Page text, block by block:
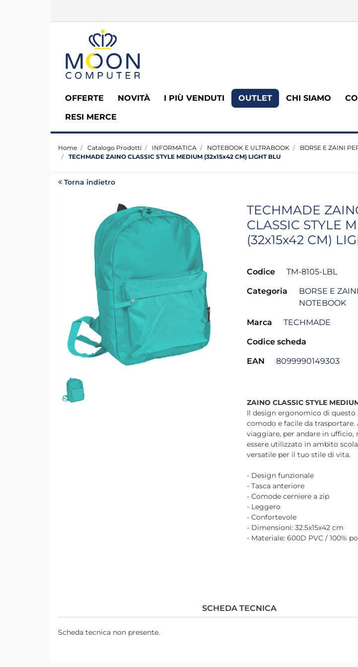
OFFERTE NOVITÀ I PIÙ VENDUTI OUTLET CHI SIAMO
RESI MERCE
Home Catalogo Prodotti INFORMATICA NOTEBOOK E ULTRABOOK
BORSE E ZAINI
TECHMADE ZAINO CLASSIC STYLE MEDIUM (32x15x42 CM) LIGHT BLU
Torna indietro
TECHMADE
CLASSIC STYLE
(32x15x42 CM)
Codice TM-8105-LBL
Categoria
BORSE E
NOTEBOOK
Marca TECHMADE
Codice scheda
EAN 8099990149303
ZAINO CLASSIC STYLE
Il design ergonomico di questo
comodo e facile da trasportare.
viaggiare, per andare in ufficio,
essere utilizzato in ambito
versatile per il tuo stile di vita.
- Design funzionale
- Tasca anteriore
- Comode cerniere a zip
- Leggero
- Confortevole
- Dimensioni: 32.5x15x42 cm
- Materiale: 600D PVC / 100%
SCHEDA TECNICA
Scheda tecnica non presente.